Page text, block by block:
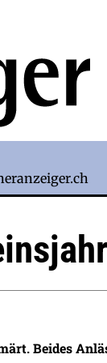
Beides